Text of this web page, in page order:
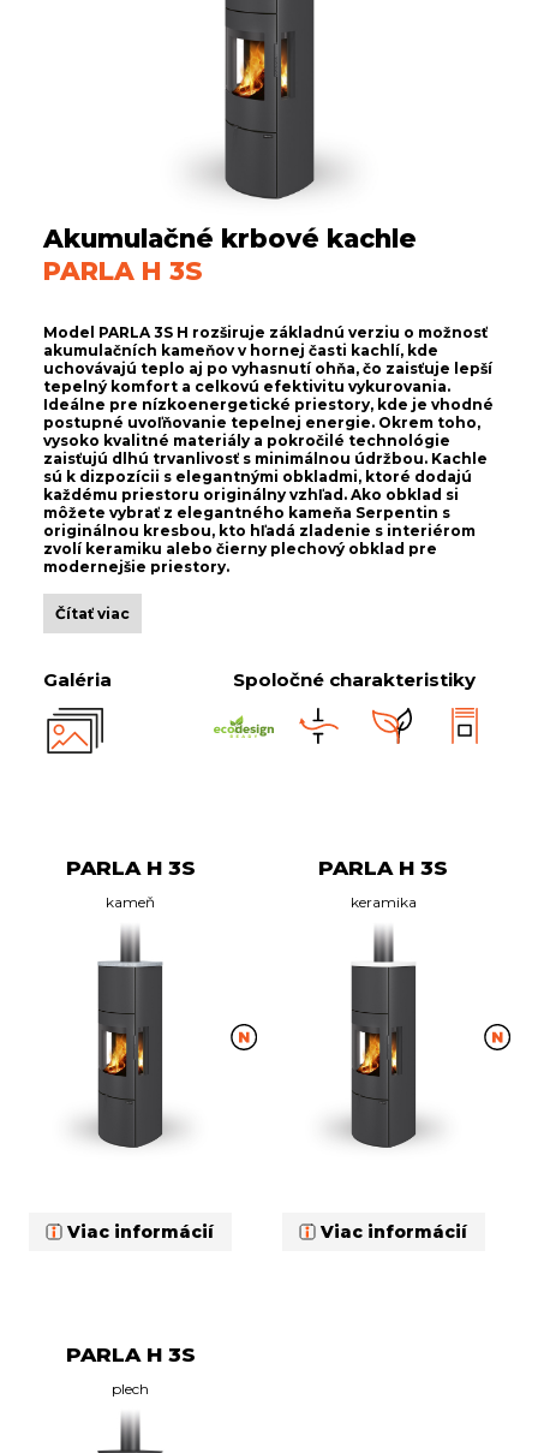
Akumulačné krbové kachle
PARLA H 3S
Model PARLA 3S H rozširuje základnú verziu o možnosť
akumulačních kameňov v hornej časti kachlí, kde
uchovávajú teplo aj po vyhasnutí ohňa, čo zaisťuje lepší
tepelný komfort a celkovú efektivitu vykurovania.
Ideálne pre nízkoenergetické priestory, kde je vhodné
postupné uvoľňovanie tepelnej energie. Okrem toho,
vysoko kvalitné materiály a pokročilé technológie
zaisťujú dlhú trvanlivosť s minimálnou údržbou. Kachle
sú k dizpozícii s elegantnými obkladmi, ktoré dodajú
každému priestoru originálny vzhľad. Ako obklad si
môžete vybrať z elegantného kameňa Serpentin s
originálnou kresbou, kto hľadá zladenie s interiérom
zvolí keramiku alebo čierny plechový obklad pre
modernejšie priestory.
Čítať viac
Galéria Spoločné charakteristiky
PARLA H 3S
kameň
Viac informácií
PARLA H 3S
keramika
Viac informácií
PARLA H 3S
plech